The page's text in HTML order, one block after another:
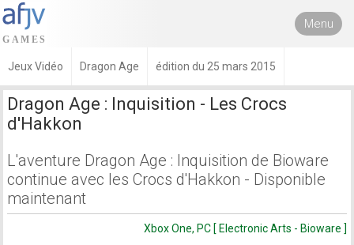
Menu
Jeux Vidéo Dragon Age édition du 25 mars 2015
Dragon Age : Inquisition - Les Crocs
d'Hakkon
L'aventure Dragon Age : Inquisition de Bioware
continue avec les Crocs d'Hakkon - Disponible
maintenant
Xbox One, PC [ Electronic Arts - Bioware ]